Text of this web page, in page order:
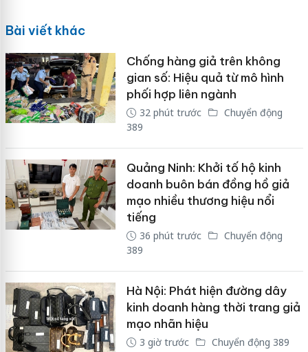
Bài viết khác
Chống hàng giả trên không
gian số: Hiệu quả từ mô hình
phối hợp liên ngành
32 phút trước
Chuyển động
389
Quảng Ninh: Khởi tố hộ kinh
doanh buôn bán đồng hồ giả
mạo nhiều thương hiệu nổi
tiếng
36 phút trước
Chuyển động
389
Hà Nội: Phát hiện đường dây
kinh doanh hàng thời trang giả
mạo nhãn hiệu
3 giờ trước Chuyển động 389